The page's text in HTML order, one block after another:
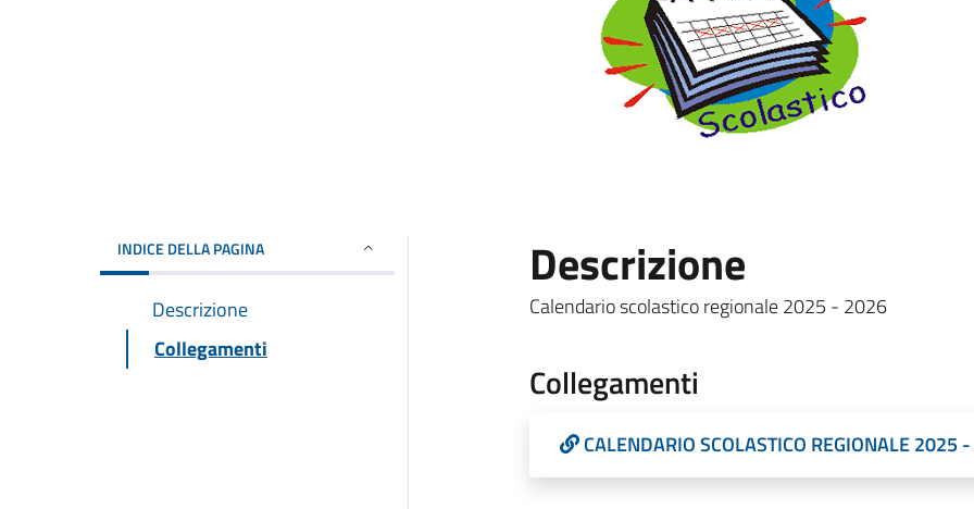
INDICE DELLA PAGINA
Descrizione
Collegamenti
Descrizione
Calendario scolastico regionale 2025 - 2026
Collegamenti
CALENDARIO SCOLASTICO REGIONALE 2025